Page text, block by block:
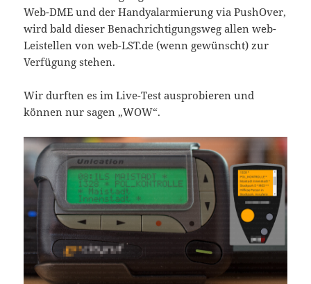
Web-DME und der Handyalarmierung via PushOver,
wird bald dieser Benachrichtigungsweg allen web-
Leistellen von web-LST.de (wenn gewünscht) zur
Verfügung stehen.
Wir durften es im Live-Test ausprobieren und
können nur sagen „WOW“.